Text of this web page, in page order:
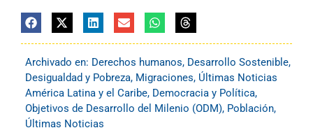
Archivado en: Derechos humanos, Desarrollo Sostenible,
Desigualdad y Pobreza, Migraciones, Últimas Noticias
América Latina y el Caribe, Democracia y Política,
Objetivos de Desarrollo del Milenio (ODM), Población,
Últimas Noticias